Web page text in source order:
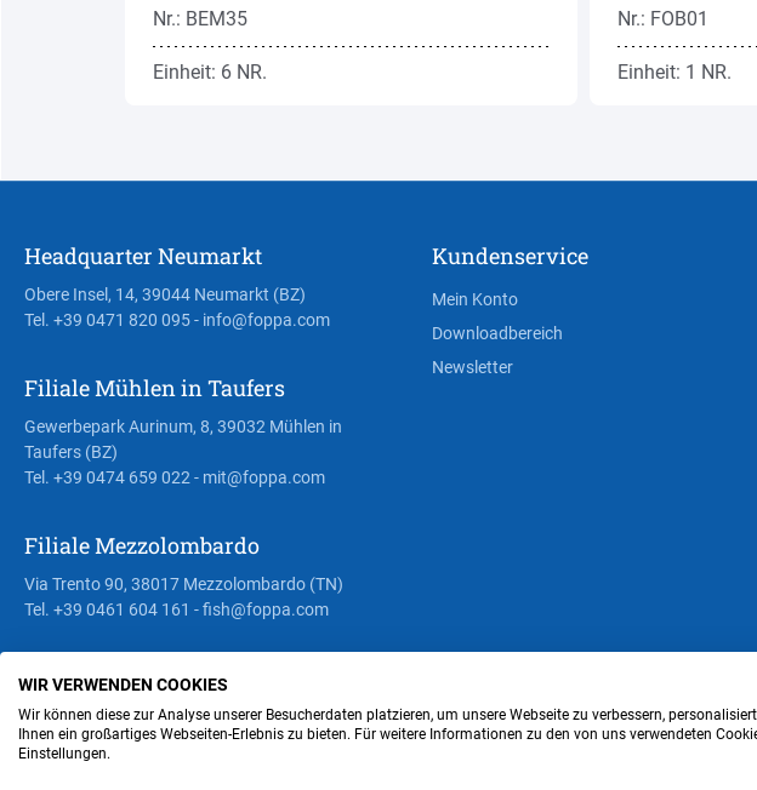
Nr.: BEM35
Einheit: 6 NR.
Nr.: FOB01
Einheit: 1 NR.
Headquarter Neumarkt
Obere Insel, 14, 39044 Neumarkt (BZ)
Tel. +39 0471 820 095- info@foppa.com
Filiale Mühlen in Taufers
Gewerbepark Aurinum, 8, 39032 Mühlen in
Taufers (BZ)
Tel. +39 0474 659 022 - mit@foppa.com
Filiale Mezzolombardo
Via Trento 90, 38017 Mezzolombardo (TN)
Tel. +39 0461 604 161 - fish@foppa.com
Kundenservice
Mein Konto
Downloadbereich
Newsletter
Steuer- und MwSt.- Nr. IT00676670219 AGB Privacy
WIR VERWENDEN COOKIES
Wir können diese zur Analyse unserer Besucherdaten platzieren, um unsere Webseite zu verbessern,
Ihnen ein großartiges Webseiten-Erlebnis zu bieten. Für weitere Informationen zu den von uns verwendeten
Einstellungen.